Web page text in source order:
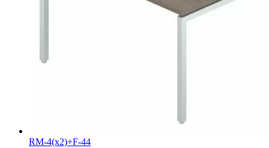
RM-4(x2)+F-44